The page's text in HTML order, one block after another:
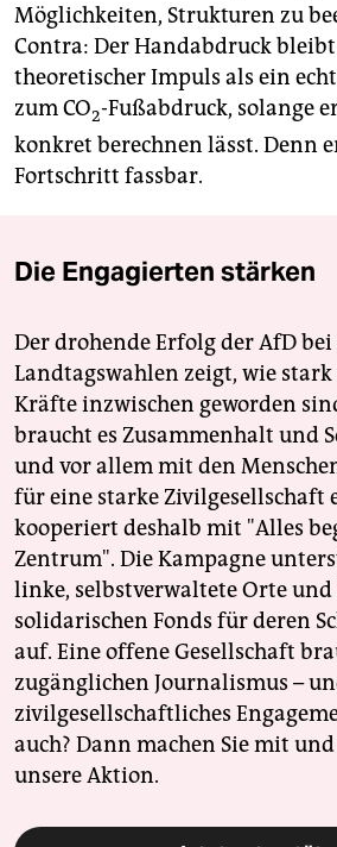
Möglichkeiten, Strukturen zu
Contra: Der Handabdruck
theoretischer Impuls als ein
zum CO2-Fußabdruck, solange
konkret berechnen lässt. Denn
Fortschritt fassbar.
Die Engagierten stärken
Der drohende Erfolg der AfD
Landtagswahlen zeigt, wie
Kräfte inzwischen geworden
braucht es Zusammenhalt und
und vor allem mit den
für eine starke Zivilgesellschaft
kooperiert deshalb mit "Alles
Zentrum". Die Kampagne
linke, selbstverwaltete Orte
solidarischen Fonds für deren
auf. Eine offene Gesellschaft
zugänglichen Journalismus –
zivilgesellschaftliches
auch? Dann machen Sie mit
unsere Aktion.